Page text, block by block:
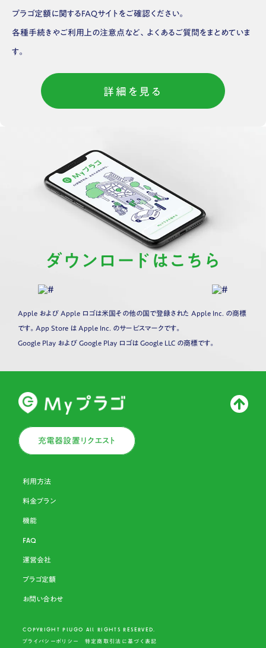
プラゴ定額に関するFAQサイトをご確認ください。
各種手続きやご利用上の注意点など、よくあるご質問をまとめていま
す。
詳細を見る
ダウンロードはこちら
Apple および Apple ロゴは米国その他の国で登録された Apple Inc. の商標
です。App Store は Apple Inc. のサービスマークです。
Google Play および Google Play ロゴは Google LLC の商標です。
充電器設置リクエスト
利用方法
料金プラン
機能
FAQ
運営会社
プラゴ定額
お問い合わせ
COPYRIGHT PLU GO ALL RIGHTS RESERVED.
プライバシーポリシー 特定商取引法に基づく表記